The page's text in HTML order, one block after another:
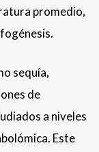
promedio,
sequía,
de
a niveles
Este